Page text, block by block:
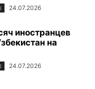
24.07.2026
иностранцев
на
24.07.2026